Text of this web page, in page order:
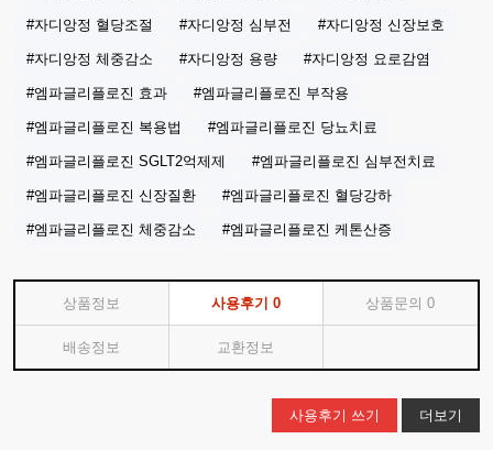
#자디앙정 혈당조절 #자디앙정 심부전 #자디앙정 신장보호
#자디앙정 체중감소 #자디앙정 용량 #자디앙정 요로감염
#엠파글리플로진 효과 #엠파글리플로진 부작용
#엠파글리플로진 복용법 #엠파글리플로진 당뇨치료
#엠파글리플로진 SGLT2억제제 #엠파글리플로진 심부전치료
#엠파글리플로진 신장질환 #엠파글리플로진 혈당강하
#엠파글리플로진 체중감소 #엠파글리플로진 케톤산증
상품정보 사용후기 0 상품문의0
배송정보 교환정보
사용후기 쓰기 더보기